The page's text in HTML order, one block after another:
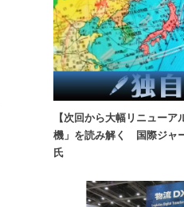
【次回から大幅リニュー
機」を読み解く 国際ジャ
氏